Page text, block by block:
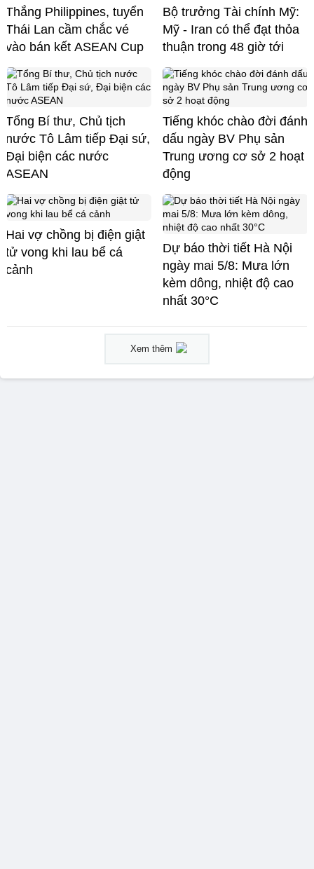
Thắng Philippines, tuyển
Thái Lan cầm chắc vé
vào bán kết ASEAN Cup
Bộ trưởng Tài chính Mỹ:
Mỹ - Iran có thể đạt thỏa
thuận trong 48 giờ tới
Tổng Bí thư, Chủ tịch
nước Tô Lâm tiếp Đại sứ,
Đại biện các nước
ASEAN
Tiếng khóc chào đời đánh
dấu ngày BV Phụ sản
Trung ương cơ sở 2 hoạt
động
Hai vợ chồng bị điện giật
tử vong khi lau bể cá
cảnh
Dự báo thời tiết Hà Nội
ngày mai 5/8: Mưa lớn
kèm dông, nhiệt độ cao
nhất 30°C
Xem thêm